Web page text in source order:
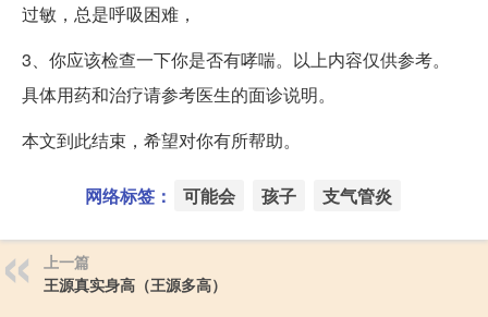
过敏，总是呼吸困难，
3、你应该检查一下你是否有哮喘。以上内容仅供参考。
具体用药和治疗请参考医生的面诊说明。
本文到此结束，希望对你有所帮助。
网络标签： 可能会 孩子 支气管炎
上一篇
王源真实身高（王源多高）